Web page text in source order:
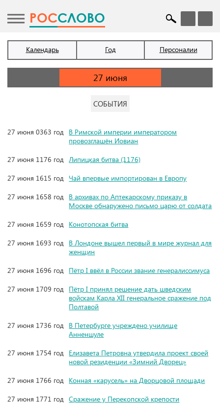
POCСЛОВО
Календарь Год Персоналии
СОБЫТИЯ
27 июня 0363 год В Римской империи императором
провозглашён Иовиан
27 июня 1176 год Липицкая битва (1176)
27 июня 1615 год Чай впервые импортирован в Европу
27 июня 1658 год В архивах по Аптекарскому приказу в
Москве обнаружено письмо царю от солдата
27 июня 1659 год Конотопская битва
27 июня 1693 год В Лондоне вышел первый в мире журнал для
женщин
27 июня 1696 год Пётр I ввёл в России звание генералиссимуса
27 июня 1709 год Пётр I принял решение дать шведским
войскам Карла XII генеральное сражение под
Полтавой
27 июня 1736 год В Петербурге учреждено училище
Анненшуле
27 июня 1754 год Елизавета Петровна утвердила проект своей
новой резиденции «Зимний Дворец»
27 июня 1766 год Конная «карусель» на Дворцовой площади
27 июня 1771 год Сражение у Перекопской крепости